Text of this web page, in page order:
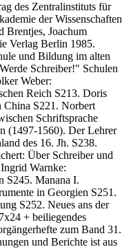
des Zentralinstituts für
der Wissenschaften
Brentjes, Joachum
Verlag Berlin 1985.
und Bildung im alten
Schreiber!" Schulen
Weber:
Reich S213. Doris
S221. Norbert
Schriftsprache
(1497-1560). Der Lehrer
des 16. Jh. S238.
Über Schreiber und
Warnke:
S245. Manana I.
in Georgien S251.
S252. Neues ans der
+ beiliegendes
zum Band 31.
und Berichte ist aus